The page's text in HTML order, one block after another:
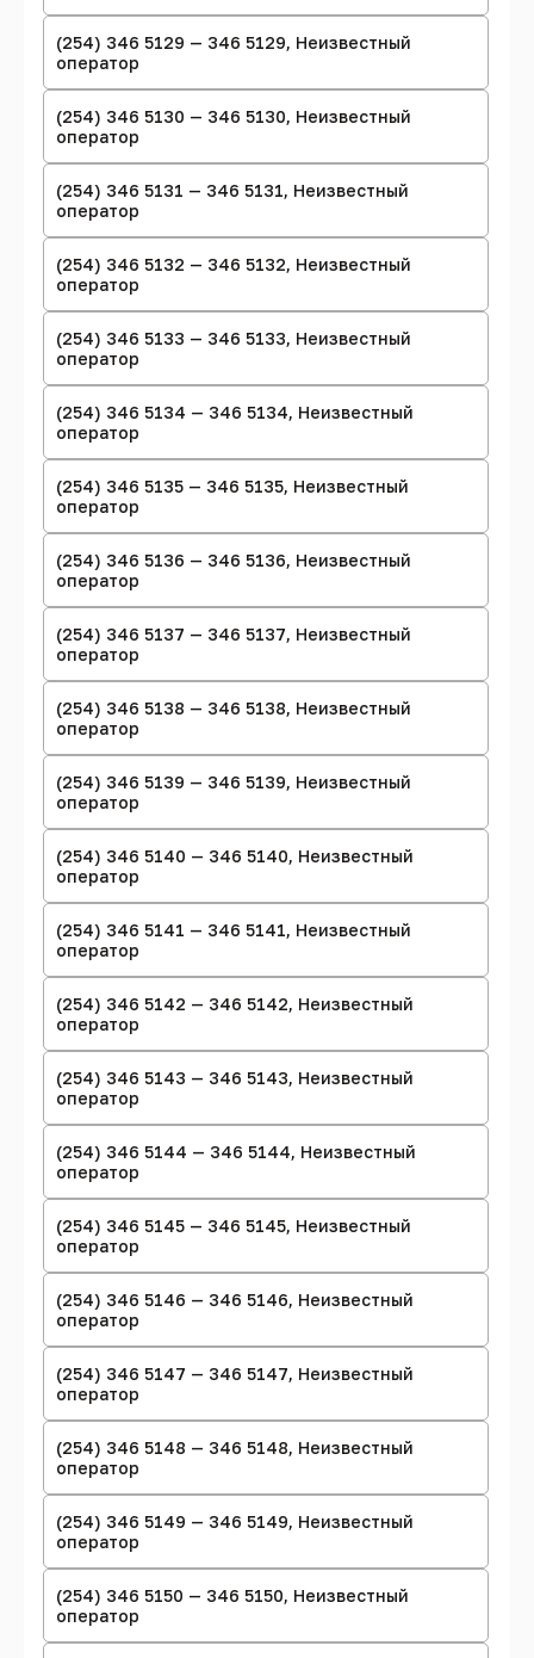
(254) 346 5129 — 346 5129, Неизвестный
оператор
(254) 346 5130 — 346 5130, Неизвестный
оператор
(254) 346 5131 — 346 5131, Неизвестный
оператор
(254) 346 5132 — 346 5132, Неизвестный
оператор
(254) 346 5133 — 346 5133, Неизвестный
оператор
(254) 346 5134 — 346 5134, Неизвестный
оператор
(254) 346 5135 — 346 5135, Неизвестный
оператор
(254) 346 5136 — 346 5136, Неизвестный
оператор
(254) 346 5137 — 346 5137, Неизвестный
оператор
(254) 346 5138 — 346 5138, Неизвестный
оператор
(254) 346 5139 — 346 5139, Неизвестный
оператор
(254) 346 5140 — 346 5140, Неизвестный
оператор
(254) 346 5141 — 346 5141, Неизвестный
оператор
(254) 346 5142 — 346 5142, Неизвестный
оператор
(254) 346 5143 — 346 5143, Неизвестный
оператор
(254) 346 5144 — 346 5144, Неизвестный
оператор
(254) 346 5145 — 346 5145, Неизвестный
оператор
(254) 346 5146 — 346 5146, Неизвестный
оператор
(254) 346 5147 — 346 5147, Неизвестный
оператор
(254) 346 5148 — 346 5148, Неизвестный
оператор
(254) 346 5149 — 346 5149, Неизвестный
оператор
(254) 346 5150 — 346 5150, Неизвестный
оператор